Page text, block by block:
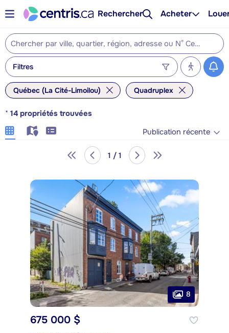
Rechercher Acheter
Filtres
Québec (La Cité-Limoilou) Quadruplex
* 14 propriétés trouvées
Publication récente
1 / 1
8
675 000 $